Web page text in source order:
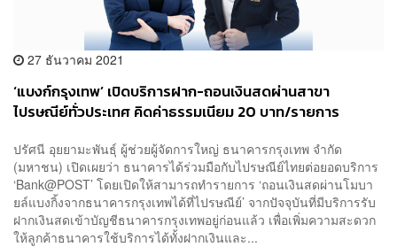
27 ธันวาคม 2021
‘แบงก์กรุงเทพ’ เปิดบริการฝาก-ถอนเงินสดผ่านสาขา
ไปรษณีย์ทั่วประเทศ คิดค่าธรรมเนียม 20 บาท/รายการ
ปรัศนี อุยยามะพันธุ์ ผู้ช่วยผู้จัดการใหญ่ ธนาคารกรุงเทพ จำกัด
(มหาชน) เปิดเผยว่า ธนาคารได้ร่วมมือกับไปรษณีย์ไทยต่อยอดบริการ
‘Bank@POST’ โดยเปิดให้สามารถทำรายการ ‘ถอนเงินสดผ่านโมบา
ยล์แบงกิ้งจากธนาคารกรุงเทพได้ที่ไปรษณีย์’ จากปัจจุบันที่มีบริการรับ
ฝากเงินสดเข้าบัญชีธนาคารกรุงเทพอยู่ก่อนแล้ว เพื่อเพิ่มความสะดวก
ให้ลูกค้าธนาคารใช้บริการได้ทั้งฝากเงินและ...